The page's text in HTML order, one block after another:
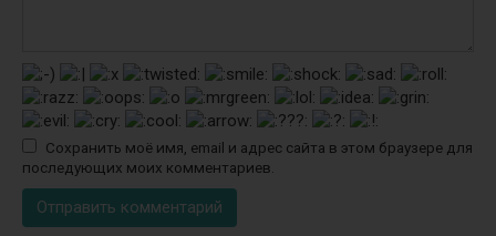
Сохранить моё имя, email и адрес сайта в этом браузере для
последующих моих комментариев.